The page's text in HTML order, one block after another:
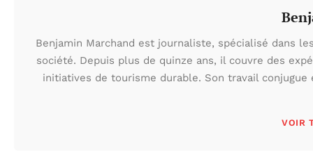
Benjamin Marchand est journaliste, spécialisé dans
société. Depuis plus de quinze ans, il couvre des
initiatives de tourisme durable. Son travail
VOIR